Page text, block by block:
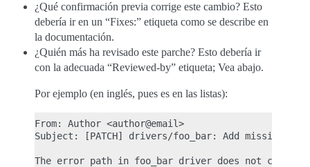
¿Qué confirmación previa corrige este cambio? Esto
debería ir en un “Fixes:” etiqueta como se describe en
la documentación.
¿Quién más ha revisado este parche? Esto debería ir
con la adecuada “Reviewed-by” etiqueta; Vea abajo.
Por ejemplo (en inglés, pues es en las listas):
From: Author <author@email>
Subject: [PATCH] drivers/foo_bar: Add missing
The error path in foo_bar driver does not